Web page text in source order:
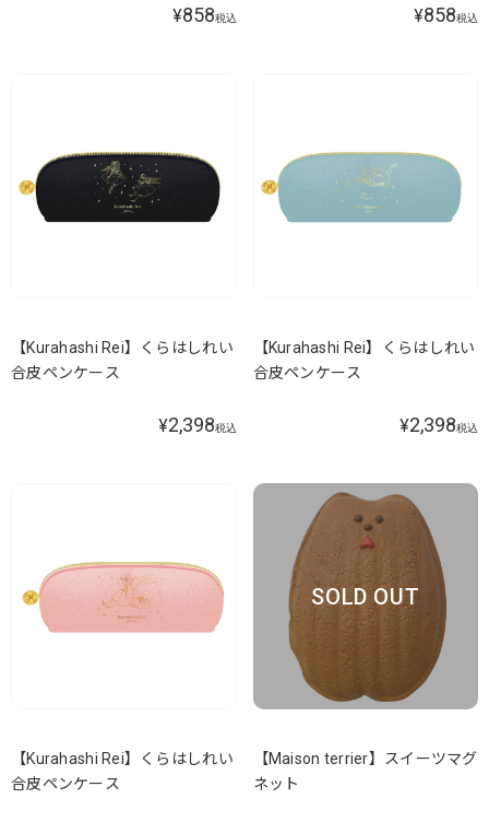
¥858税込 ¥858税込
【Kurahashi Rei】くらはしれい
合皮ペンケース
¥2,398税込
【Kurahashi Rei】くらはしれい
合皮ペンケース
¥2,398税込
【Kurahashi Rei】くらはしれい
合皮ペンケース
SOLD OUT
【Maison terrier】スイーツマグ
ネット